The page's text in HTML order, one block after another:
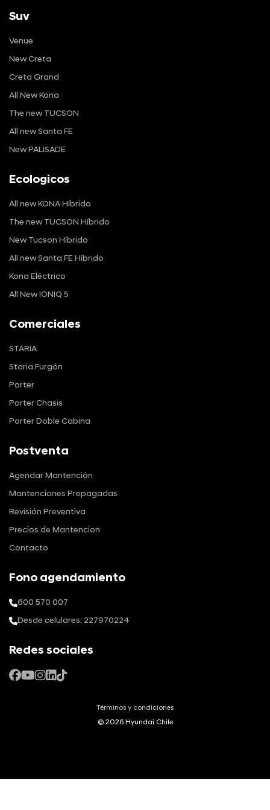
Suv
Venue
New Creta
Creta Grand
All New Kona
The new TUCSON
All new Santa FE
New PALISADE
Ecologicos
All new KONA Híbrido
The new TUCSON Híbrido
New Tucson Híbrido
All new Santa FE Híbrido
Kona Eléctrico
All New IONIQ 5
Comerciales
STARIA
Staria Furgón
Porter
Porter Chasis
Porter Doble Cabina
Postventa
Agendar Mantención
Mantenciones Prepagadas
Revisión Preventiva
Precios de Mantencion
Contacto
Fono agendamiento
600 570 007
Desde celulares: 227970224
Redes sociales
Términos y condiciones
© 2026 Hyundai Chile